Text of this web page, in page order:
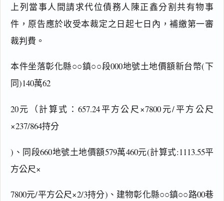
上列當事人間請求代位債務人陳正鑫分割共有物事
件，原告應於收受本裁定之日起七日內，補繳第一審
裁判費。
本件坐落彰化縣○○鎮○○段000地號土地價額新台幣(下
同)140萬62
20元（計算式：657.24平方公尺×7800元/平方公尺
×237/864持分
)、同段660地號土地價額579萬460元(計算式:1113.55平
方公尺×
7800元/平方公尺×2/3持分)、建物彰化縣○○鎮○○路00巷